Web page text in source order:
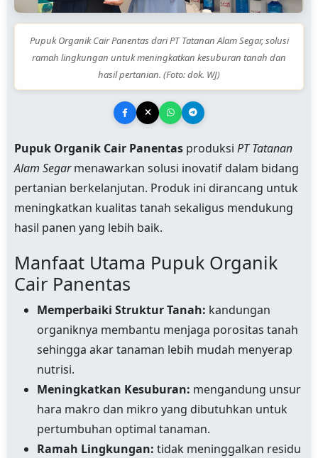
Pupuk Organik Cair Panentas dari PT Tatanan Alam Segar, solusi
ramah lingkungan untuk meningkatkan kesuburan tanah dan
hasil pertanian. (Foto: dok. WJ)
Pupuk Organik Cair Panentas produksi PT Tatanan
Alam Segarmenawarkan solusi inovatif dalam bidang
pertanian berkelanjutan. Produk ini dirancang untuk
meningkatkan kualitas tanah sekaligus mendukung
hasil panen yang lebih baik.
Manfaat Utama Pupuk Organik
Cair Panentas
Memperbaiki Struktur Tanah: kandungan
organiknya membantu menjaga porositas tanah
sehingga akar tanaman lebih mudah menyerap
nutrisi.
Meningkatkan Kesuburan: mengandung unsur
hara makro dan mikro yang dibutuhkan untuk
pertumbuhan optimal tanaman.
Ramah Lingkungan: tidak meninggalkan residu